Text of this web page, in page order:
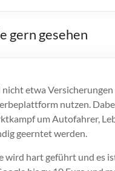
gern gesehen
etwa
nutzen.
um Autofahrer,
geerntet werden.
hart geführt und es